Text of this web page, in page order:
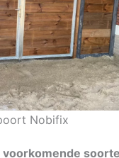
Nobifix
voorkomende